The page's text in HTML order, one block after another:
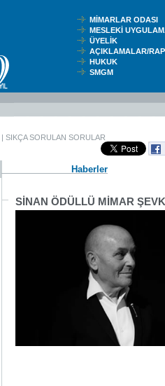
MİMARLAR ODASI
MESLEKİ
ÜYELİK
AÇIKLAMALAR/
HUKUK
SMGM
| SIKÇA SORULAN SORULAR
Haberler
SİNAN ÖDÜLLÜ MİMAR